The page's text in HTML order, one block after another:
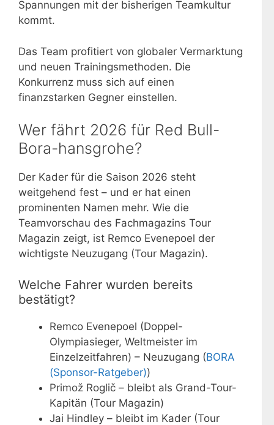
Spannungen mit der bisherigen Teamkultur
kommt.
Das Team profitiert von globaler Vermarktung
und neuen Trainingsmethoden. Die
Konkurrenz muss sich auf einen
finanzstarken Gegner einstellen.
Wer fährt 2026 für Red Bull-
Bora-hansgrohe?
Der Kader für die Saison 2026 steht
weitgehend fest – und er hat einen
prominenten Namen mehr. Wie die
Teamvorschau des Fachmagazins Tour
Magazin zeigt, ist Remco Evenepoel der
wichtigste Neuzugang (Tour Magazin).
Welche Fahrer wurden bereits
bestätigt?
Remco Evenepoel (Doppel-
Olympiasieger, Weltmeister im
Einzelzeitfahren) – Neuzugang (BORA
(Sponsor-Ratgeber))
Primož Roglič – bleibt als Grand-Tour-
Kapitän (Tour Magazin)
Jai Hindley – bleibt im Kader (Tour